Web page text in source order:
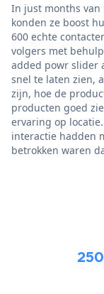
In just months
konden ze boost
600 echte
volgers met
added powr slider
snel te laten zien,
zijn, hoe de
producten goed
ervaring op
interactie hadden
betrokken waren